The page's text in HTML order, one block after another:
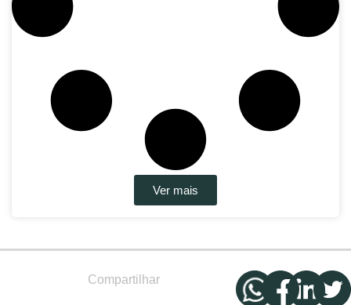
Ver mais
Compartilhar